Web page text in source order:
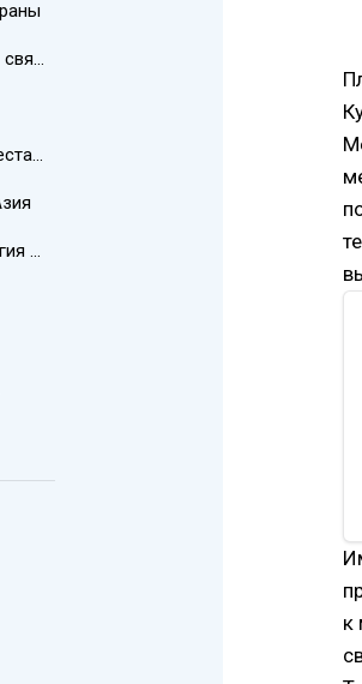
к
Электроника и связь
Интересные места, пляжи, погода и климат
Культура, религия и язык на Бали